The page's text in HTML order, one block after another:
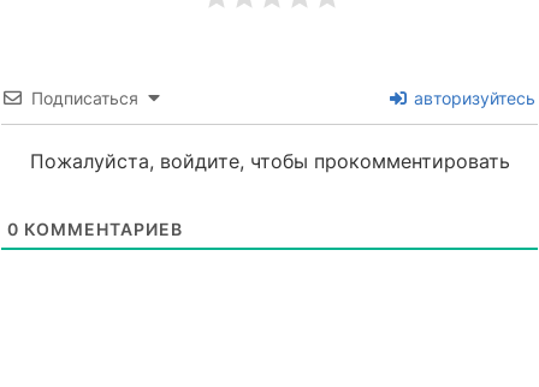
Подписаться авторизуйтесь
Пожалуйста, войдите, чтобы прокомментировать
0 КОММЕНТАРИЕВ